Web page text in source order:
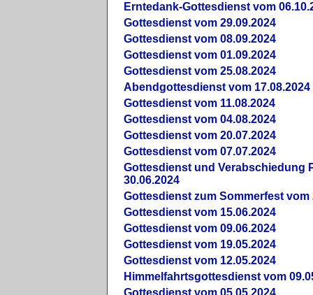
Erntedank-Gottesdienst vom
Gottesdienst vom 29.09.2024
Gottesdienst vom 08.09.2024
Gottesdienst vom 01.09.2024
Gottesdienst vom 25.08.2024
Abendgottesdienst vom 17.08.2024
Gottesdienst vom 11.08.2024
Gottesdienst vom 04.08.2024
Gottesdienst vom 20.07.2024
Gottesdienst vom 07.07.2024
Gottesdienst und Verabschiedung
30.06.2024
Gottesdienst zum Sommerfest vom
Gottesdienst vom 15.06.2024
Gottesdienst vom 09.06.2024
Gottesdienst vom 19.05.2024
Gottesdienst vom 12.05.2024
Himmelfahrtsgottesdienst vom